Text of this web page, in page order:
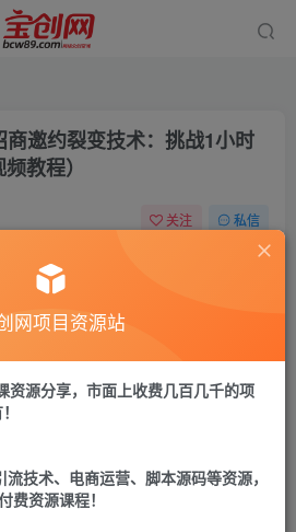
邀约裂变技术：挑战1小时
教程）
关注 私信
9.9 宝币 19.9
立即购买
网项目资源站
资源分享，市面上收费几百几千的项
技术、电商运营、脚本源码等资源，
费资源课程！